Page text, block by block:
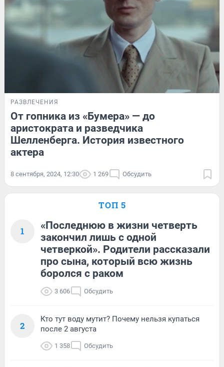
РАЗВЛЕЧЕНИЯ
От гопника из «Бумера» — до
аристократа и разведчика
Шелленберга. История известного
актера
8 сентября, 2024, 12:30 1 269 Обсудить
ТОП 5
1
«Последнюю в жизни четверть
закончил лишь с одной
четверкой». Родители рассказали
про сына, который всю жизнь
боролся с раком
3 606 Обсудить
2
Кто тут воду мутит? Почему нельзя купаться
после 2 августа
1 358 Обсудить